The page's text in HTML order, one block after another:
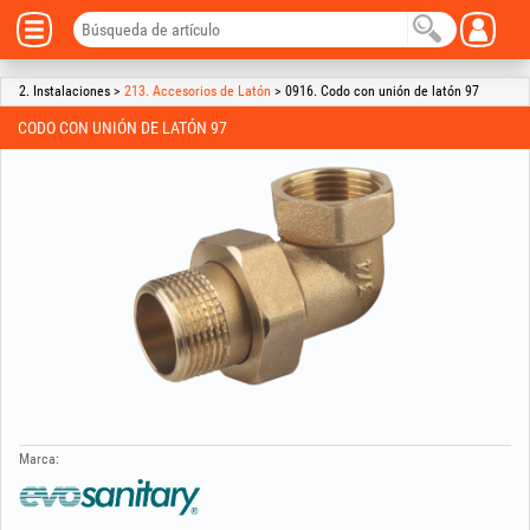
2. Instalaciones > 213. Accesorios de Latón > 0916. Codo con unión de latón 97
CODO CON UNIÓN DE LATÓN 97
Marca: